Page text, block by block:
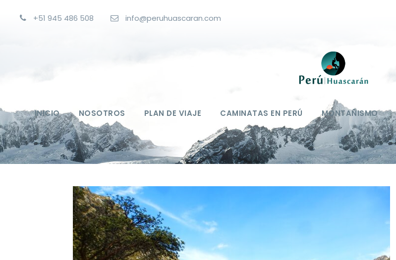
+51 945 486 508 info@peruhuascaran.com
INICIO NOSOTROS PLAN DE VIAJE CAMINATAS EN PERÚ MONTAÑISMO